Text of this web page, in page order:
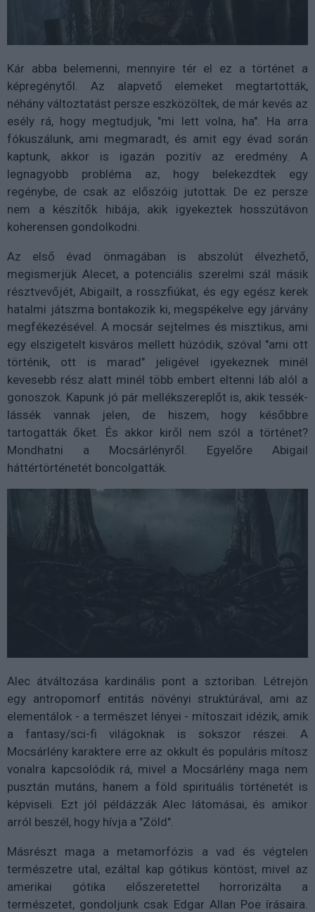
Kár abba belemenni, mennyire tér el ez a történet a
képregénytől. Az alapvető elemeket megtartották,
néhány változtatást persze eszközöltek, de már kevés az
esély rá, hogy megtudjuk, "mi lett volna, ha". Ha arra
fókuszálunk, ami megmaradt, és amit egy évad során
kaptunk, akkor is igazán pozitív az eredmény. A
legnagyobb probléma az, hogy belekezdtek egy
regénybe, de csak az előszóig jutottak. De ez persze
nem a készítők hibája, akik igyekeztek hosszútávon
koherensen gondolkodni.
Az első évad önmagában is abszolút élvezhető,
megismerjük Alecet, a potenciális szerelmi szál másik
résztvevőjét, Abigailt, a rosszfiúkat, és egy egész kerek
hatalmi játszma bontakozik ki, megspékelve egy járvány
megfékezésével. A mocsár sejtelmes és misztikus, ami
egy elszigetelt kisváros mellett húzódik, szóval "ami ott
történik, ott is marad" jeligével igyekeznek minél
kevesebb rész alatt minél több embert eltenni láb alól a
gonoszok. Kapunk jó pár mellékszereplőt is, akik tessék-
lássék vannak jelen, de hiszem, hogy későbbre
tartogatták őket. És akkor kiről nem szól a történet?
Mondhatni a Mocsárlényről. Egyelőre Abigail
háttértörténetét boncolgatták.
Alec átváltozása kardinális pont a sztoriban. Létrejön
egy antropomorf entitás növényi struktúrával, ami az
elementálok - a természet lényei - mítoszait idézik, amik
a fantasy/sci-fi világoknak is sokszor részei. A
Mocsárlény karaktere erre az okkult és populáris mítosz
vonalra kapcsolódik rá, mivel a Mocsárlény maga nem
pusztán mutáns, hanem a föld spirituális történetét is
képviseli. Ezt jól példázzák Alec látomásai, és amikor
arról beszél, hogy hívja a "Zöld".
Másrészt maga a metamorfózis a vad és végtelen
természetre utal, ezáltal kap gótikus köntöst, mivel az
amerikai gótika előszeretettel horrorizálta a
természetet, gondoljunk csak Edgar Allan Poe írásaira.